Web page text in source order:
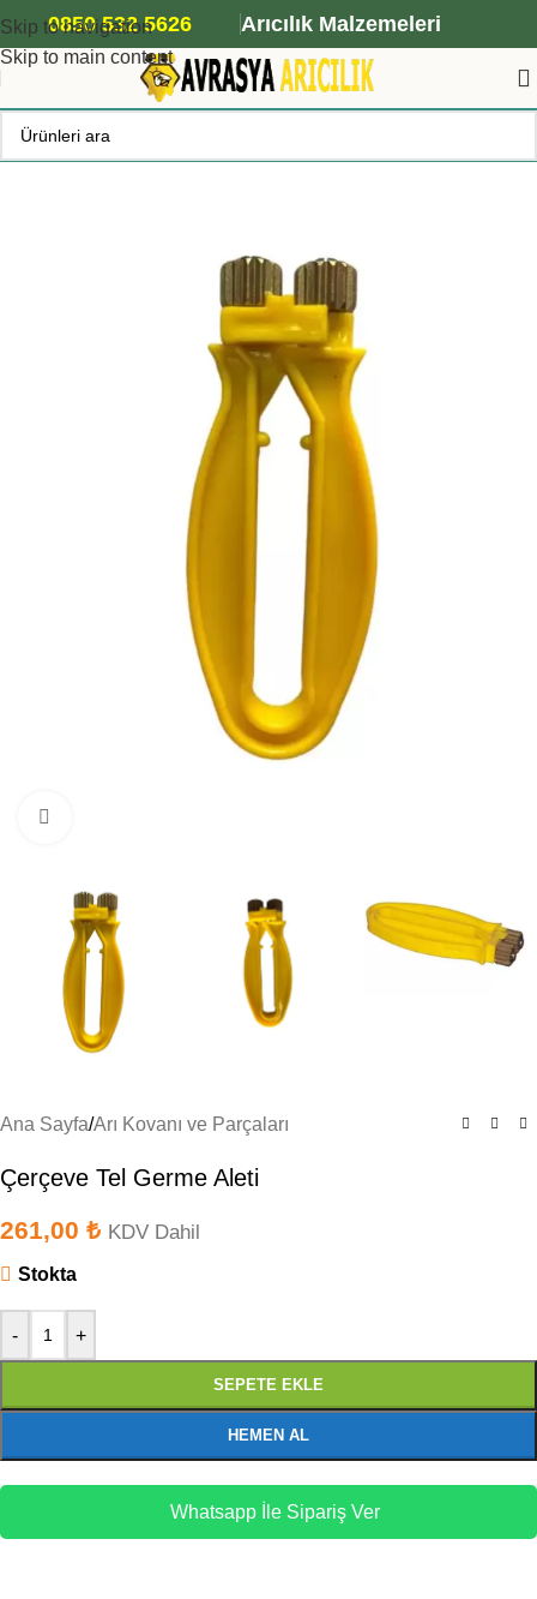
Skip to navigation
Skip to main content
ANA ARI SİPARİŞİ İÇİN TIKLAYIN
0850 532 5626 Arıcılık Malzemeleri
Ana Sayfa/Arı Kovanı ve Parçaları
Çerçeve Tel Germe Aleti
261,00 ₺ KDV Dahil
Stokta
- +
SEPETE EKLE
HEMEN AL
Whatsapp İle Sipariş Ver